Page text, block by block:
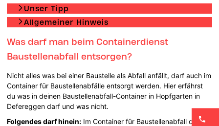
Unser Tipp
Allgemeiner Hinweis
Was darf man beim Containerdienst
Baustellenabfall entsorgen?
Nicht alles was bei einer Baustelle als Abfall anfällt, darf auch im
Container für Baustellenabfälle entsorgt werden. Hier erfährst
du was in deinen Baustellenabfall-Container in Hopfgarten in
Defereggen darf und was nicht.
Folgendes darf hinein: Im Container für Baustellenabfall dürfen